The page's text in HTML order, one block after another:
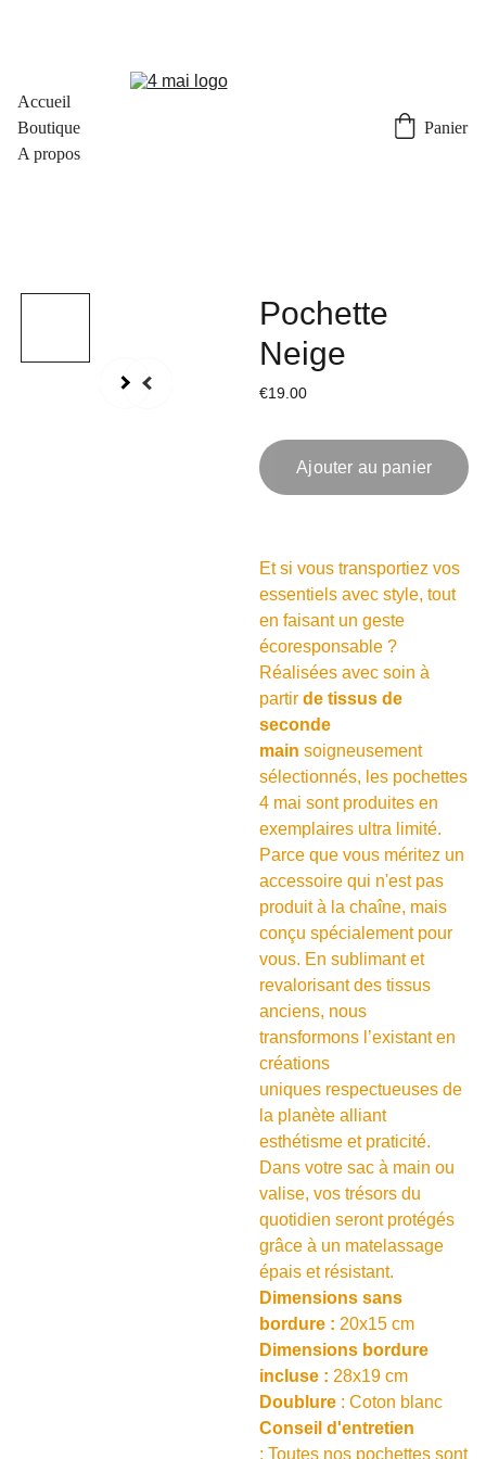
Accueil
Boutique
A propos
Panier
Pochette
Neige
€19.00
Ajouter au panier
Et si vous transportiez vos
essentiels avec style, tout
en faisant un geste
écoresponsable ?
Réalisées avec soin à
partirde tissus de
seconde
mainsoigneusement
sélectionnés, les pochettes
4 mai sont produites en
exemplaires ultra limité.
Parce que vous méritez un
accessoire qui n'est pas
produit à la chaîne, mais
conçu spécialement pour
vous. En sublimant et
revalorisant des tissus
anciens, nous
transformons l’existant en
créations
uniques respectueuses de
la planète alliant
esthétisme et praticité.
Dans votre sac à main ou
valise, vos trésors du
quotidien seront protégés
grâce à un matelassage
épais et résistant.
Dimensions sans
bordure : 20x15 cm
Dimensions bordure
incluse : 28x19 cm
Doublure : Coton blanc
Conseil d'entretien
: Toutes nos pochettes sont